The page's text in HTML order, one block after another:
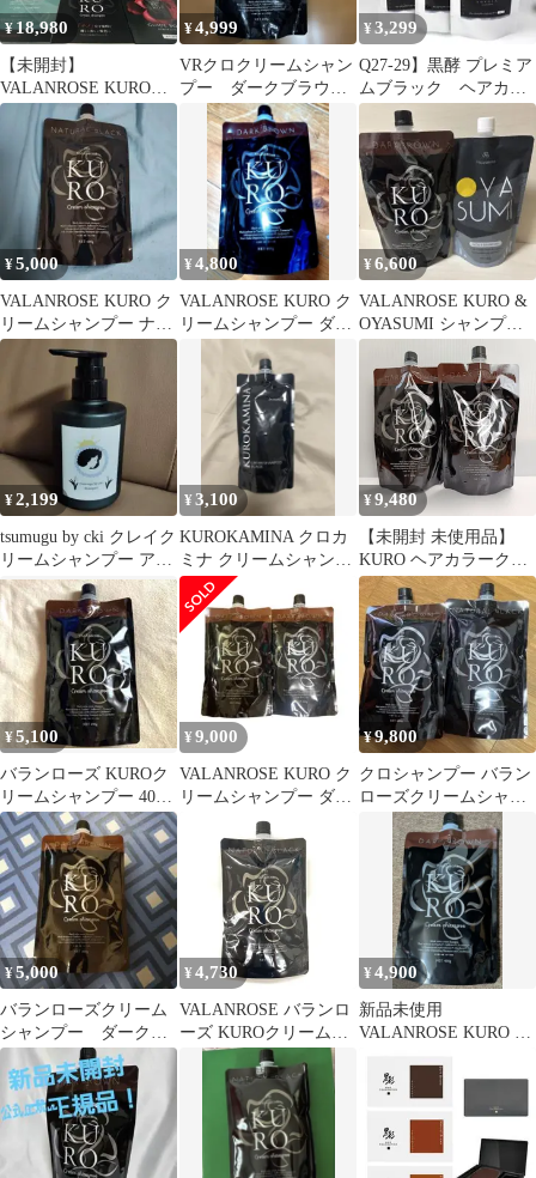
¥18,980
【未開封】
VALANROSE KUROク
リームシャンプー ナチ
ュラルブラック4個
¥4,999
VRクロクリームシャン
プー ダークブラウ
ン ヘアーカラークリ
ームシャンプー
¥3,299
Q27-29】黒酵 プレミア
ムブラック ヘアカラ
ークリームシャンプー
3本セット
¥5,000
VALANROSE KURO ク
リームシャンプー ナチ
ュラルブラック
¥4,800
VALANROSE KURO ク
リームシャンプー ダー
クブラウン 400g
¥6,600
VALANROSE KURO &
OYASUMI シャンプー
400g 2個
¥2,199
tsumugu by cki クレイク
リームシャンプー アイ
リス
¥3,100
KUROKAMINA クロカ
ミナ クリームシャンプ
ー ブラック 300g
¥9,480
【未開封 未使用品】
KURO ヘアカラークリ
ームシャンプー ダーク
ブラウン400g 2個セッ
ト
¥5,100
バランローズ KUROク
リームシャンプー 400g
ダークブラウン
¥ 9,000
VALANROSE KURO ク
リームシャンプー ダー
クブラウン 2個セット
¥9,800
クロシャンプー バラン
ローズクリームシャン
プー２色セット！
¥5,000
バランローズクリーム
シャンプー ダークブ
ラウン
¥ 4,730
VALANROSE バランロ
ーズ KUROクリームシ
ャンプー ナチュラルブ
ラック 400g 未開封品
¥4,900
新品未使用
VALANROSE KURO ク